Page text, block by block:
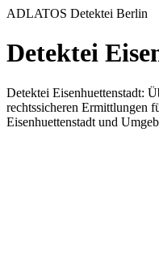
ADLATOS Detektei Berlin
Detektei
Detektei Eisenhuettenstadt:
rechtssicheren Ermittlungen
Eisenhuettenstadt und